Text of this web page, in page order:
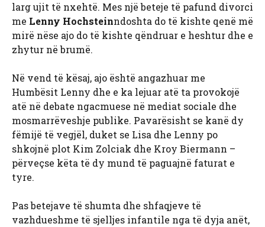
larg ujit të nxehtë. Mes një beteje të pafund divorci
me Lenny Hochsteinndoshta do të kishte qenë më
mirë nëse ajo do të kishte qëndruar e heshtur dhe e
zhytur në brumë.
Në vend të kësaj, ajo është angazhuar me
Humbësit Lenny dhe e ka lejuar atë ta provokojë
atë në debate ngacmuese në mediat sociale dhe
mosmarrëveshje publike. Pavarësisht se kanë dy
fëmijë të vegjël, duket se Lisa dhe Lenny po
shkojnë plot Kim Zolciak dhe Kroy Biermann –
përveçse këta të dy mund të paguajnë faturat e
tyre.
Pas betejave të shumta dhe shfaqjeve të
vazhdueshme të sjelljes infantile nga të dyja anët,